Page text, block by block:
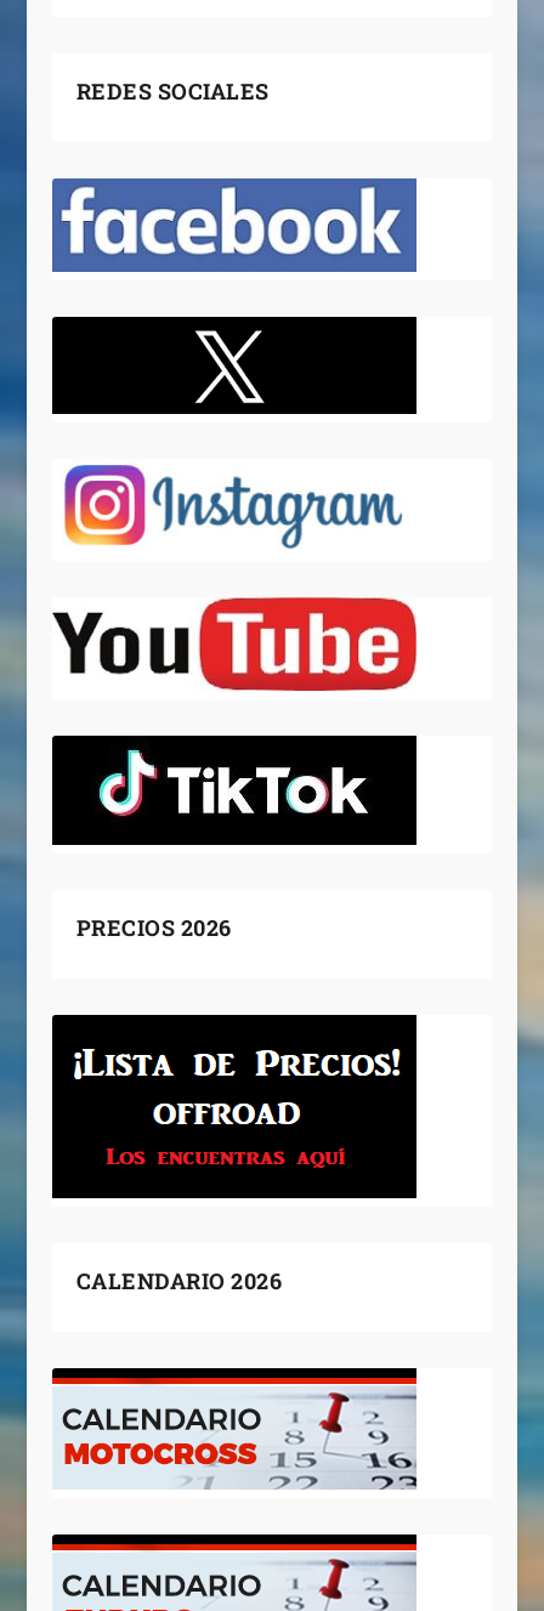
REDES SOCIALES
PRECIOS 2026
CALENDARIO 2026